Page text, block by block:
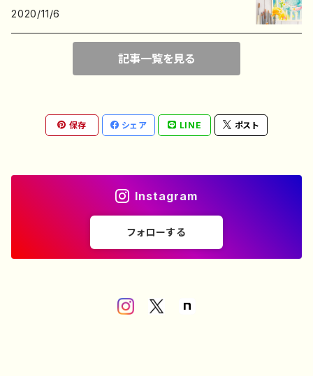
2020/11/6
記事一覧を見る
保存 シェア LINE ポスト
Instagram
フォローする